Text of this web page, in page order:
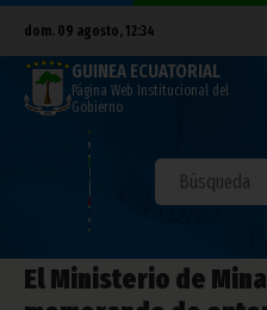
dom. 09 agosto, 12:34
GUINEA ECUATORIAL
Página Web Institucional del
Gobierno
El Ministerio de